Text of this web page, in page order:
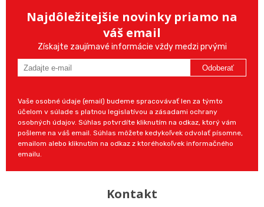
Najdôležitejšie novinky priamo na
váš email
Získajte zaujímavé informácie vždy medzi prvými
Odoberať
Vaše osobné údaje (email) budeme spracovávať len za týmto
účelom v súlade s platnou legislatívou a zásadami ochrany
osobných údajov. Súhlas potvrdíte kliknutím na odkaz, ktorý vám
pošleme na váš email. Súhlas môžete kedykoľvek odvolať písomne,
emailom alebo kliknutím na odkaz z ktoréhokoľvek informačného
emailu.
Kontakt